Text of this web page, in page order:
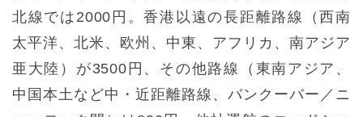
北線では2000円。香港以遠の長距離路線（西南
太平洋、北米、欧州、中東、アフリカ、南アジア
亜大陸）が3500円、その他路線（東南アジア、
中国本土など中・近距離路線、バンクーバー／ニ